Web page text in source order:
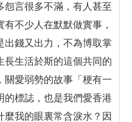
言很多不滿，有人甚至
不少人在默默做實事，
出錢又出力，不為博取掌
長生活於斯的這個共同的
關愛弱勢的故事「梗有一
的標誌，也是我們愛香港
我的眼裏常含淚水？因